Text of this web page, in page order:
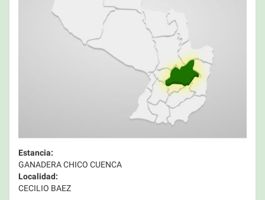
Estancia:
GANADERA CHICO CUENCA
Localidad:
CECILIO BAEZ